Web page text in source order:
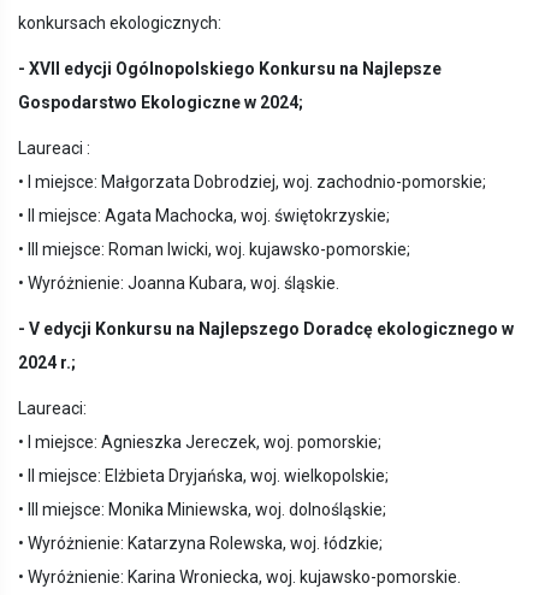
konkursach ekologicznych:
- XVII edycji Ogólnopolskiego Konkursu na Najlepsze
Gospodarstwo Ekologiczne w 2024;
Laureaci :
• I miejsce: Małgorzata Dobrodziej, woj. zachodnio-pomorskie;
• II miejsce: Agata Machocka, woj. świętokrzyskie;
• III miejsce: Roman Iwicki, woj. kujawsko-pomorskie;
• Wyróżnienie: Joanna Kubara, woj. śląskie.
- V edycji Konkursu na Najlepszego Doradcę ekologicznego w
2024 r.;
Laureaci:
• I miejsce: Agnieszka Jereczek, woj. pomorskie;
• II miejsce: Elżbieta Dryjańska, woj. wielkopolskie;
• III miejsce: Monika Miniewska, woj. dolnośląskie;
• Wyróżnienie: Katarzyna Rolewska, woj. łódzkie;
• Wyróżnienie: Karina Wroniecka, woj. kujawsko-pomorskie.